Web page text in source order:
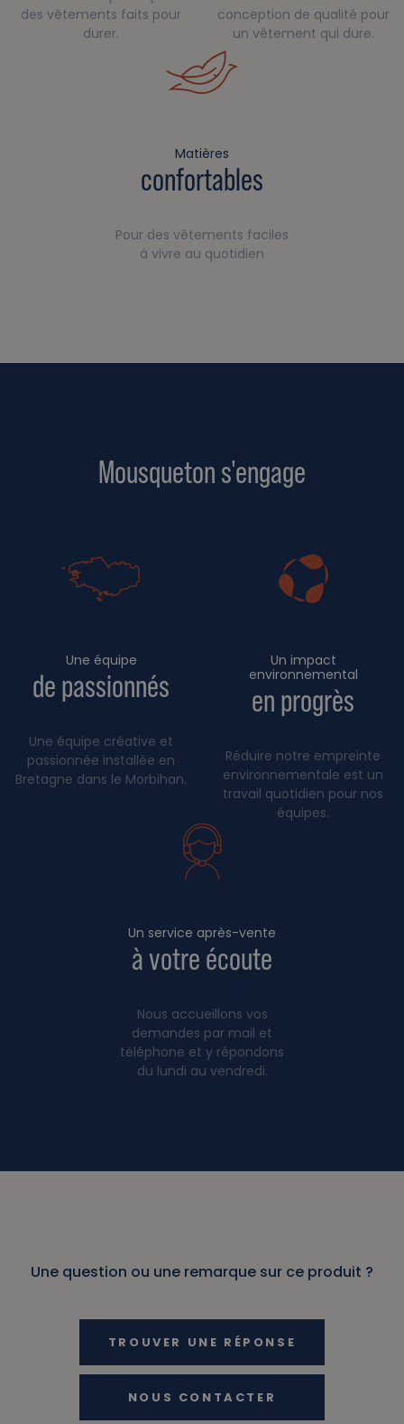
des vêtements faits pour
durer.
conception de qualité pour
un vêtement qui dure.
Matières
confortables
Pour des vêtements faciles
à vivre au quotidien
Mousqueton s'engage
Une équipe
de passionnés
Une équipe créative et
passionnée installée en
Bretagne dans le Morbihan.
Un impact
environnemental
en progrès
Réduire notre empreinte
environnementale est un
travail quotidien pour nos
équipes.
Un service après-vente
à votre écoute
Nous accueillons vos
demandes par mail et
téléphone et y répondons
du lundi au vendredi.
Une question ou une remarque sur ce produit ?
TROUVER UNE RÉPONSE
NOUS CONTACTER